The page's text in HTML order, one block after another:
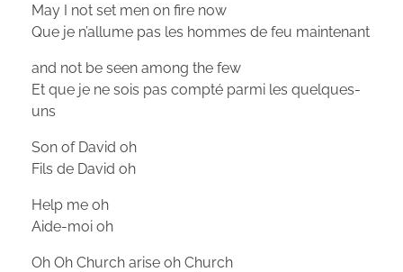
May I not set men on fire now
Que je n’allume pas les hommes de feu maintenant
and not be seen among the few
Et que je ne sois pas compté parmi les quelques-
uns
Son of David oh
Fils de David oh
Help me oh
Aide-moi oh
Oh Oh Church arise oh Church